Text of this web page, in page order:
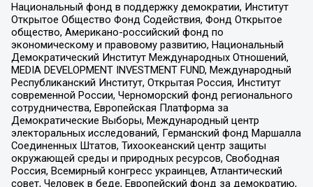
Национальный фонд в поддержку демократии, Институт
Открытое Общество Фонд Содействия, Фонд Открытое
общество, Американо-российский фонд по
экономическому и правовому развитию, Национальный
Демократический Институт Международных Отношений,
MEDIA DEVELOPMENT INVESTMENT FUND, Международный
Республиканский Институт, Открытая Россия, Институт
современной России, Черноморский фонд регионального
сотрудничества, Европейская Платформа за
Демократические Выборы, Международный центр
электоральных исследований, Германский фонд Маршалла
Соединенных Штатов, Тихоокеанский центр защиты
окружающей среды и природных ресурсов, Свободная
Россия, Всемирный конгресс украинцев, Атлантический
совет, Человек в беде, Европейский фонд за демократию,